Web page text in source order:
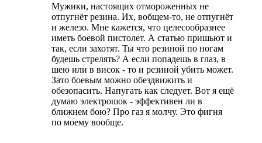
Мужики, настоящих отмороженных не
отпугнёт резина. Их, вобщем-то, не отпугнёт
и железо. Мне кажется, что целесообразнее
иметь боевой пистолет. А статью пришьют и
так, если захотят. Ты что резиной по ногам
будешь стрелять? А если попадешь в глаз, в
шею или в висок - то и резиной убить может.
Зато боевым можно обездвижить и
обезопасить. Напугать как следует. Вот я ещё
думаю электрошок - эффективен ли в
ближнем бою? Про газ я молчу. Это фигня
по моему вообще.